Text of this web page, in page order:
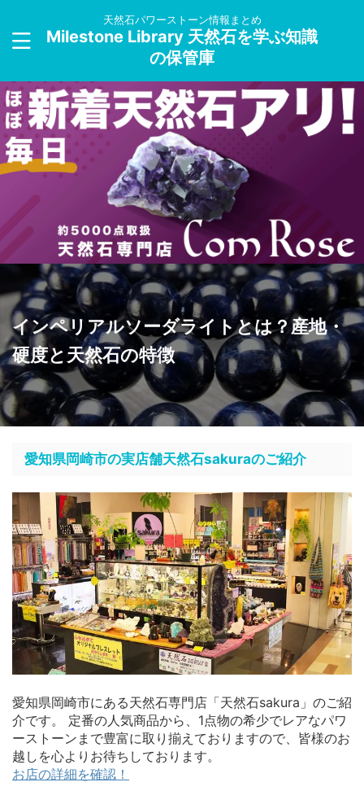
天然石パワーストーン情報まとめ
Milestone Library 天然石を学ぶ知識
の保管庫
インペリアルソーダライトとは？産地・
硬度と天然石の特徴
愛知県岡崎市の実店舗天然石sakuraのご紹介
愛知県岡崎市にある天然石専門店「天然石sakura」のご紹
介です。 定番の人気商品から、1点物の希少でレアなパワ
ーストーンまで豊富に取り揃えておりますので、皆様のお
越しを心よりお待ちしております。
お店の詳細を確認！